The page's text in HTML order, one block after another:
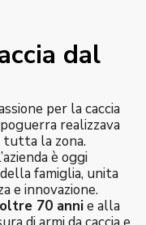
dal
per la caccia
realizzava
tutta la zona.
è oggi
famiglia, unita
e innovazione.
oltre 70 annie alla